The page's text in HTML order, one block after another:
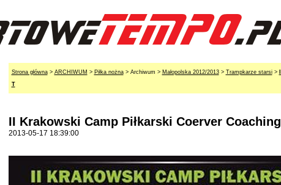
Strona główna> ARCHIWUM > Piłka nożna> Archiwum > Małopolska 2012/2013> Trampkarze starsi>
T
II Krakowski Camp Piłkarski Coerver Coaching
2013-05-17 18:39:00